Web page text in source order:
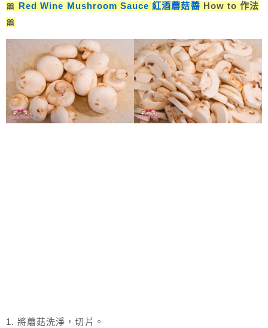
🎀 Red Wine Mushroom Sauce 紅酒蘑菇醬 How to 作法
🎀
1. 將蘑菇洗淨，切片。